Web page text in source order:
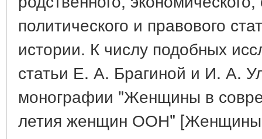
политического и правового
истории. К числу подобных
статьи Е. А. Брагиной и И. А.
монографии "Женщины в
летия женщин ООН"